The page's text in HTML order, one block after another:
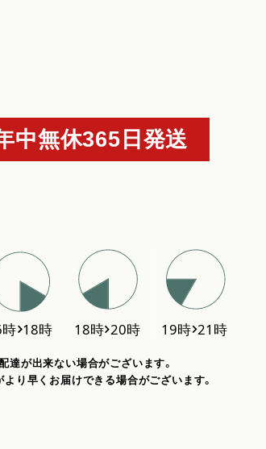
中無休365日発送
が出来ない場合がございます。
り早くお届けできる場合がございます。